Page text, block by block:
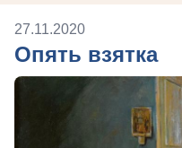
27.11.2020
Опять взятка